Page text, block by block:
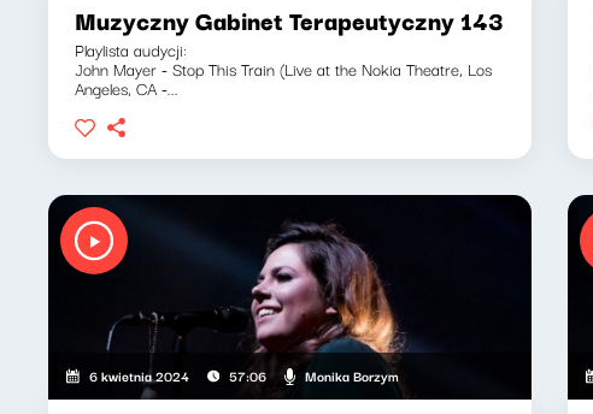
Muzyczny Gabinet Terapeutyczny 143
Playlista audycji:
John Mayer - Stop This Train (Live at the Nokia Theatre, Los
Angeles, CA -...
6 kwietnia 2024 57:06 Monika Borzym